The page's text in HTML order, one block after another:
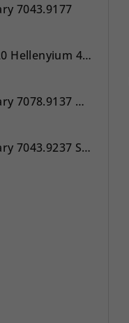
7043.9177
Versace VE3A00720 Hellenyium 42mm
Swiss Alpine Military 7078.9137 Chronograph 45mm
Swiss Alpine Military 7043.9237 Star Fighter Saphirglas Chrono 46 mm